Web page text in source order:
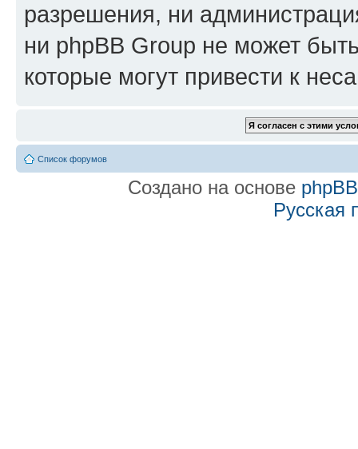
разрешения, ни
ни phpBB Group не может
которые могут привести к
Список форумов
Создано на основе phpBB
Русская